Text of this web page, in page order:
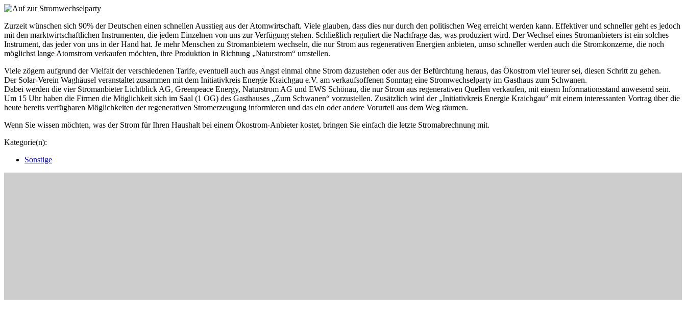
Zurzeit wünschen sich 90% der Deutschen einen schnellen Ausstieg aus der Atomwirtschaft. Viele glauben, dass dies nur durch den politischen Weg erreicht werden kann. Effektiver und schneller geht es jedoch
mit den marktwirtschaftlichen Instrumenten, die jedem Einzelnen von uns zur Verfügung stehen. Schließlich reguliert die Nachfrage das, was produziert wird. Der Wechsel eines Stromanbieters ist ein solches
Instrument, das jeder von uns in der Hand hat. Je mehr Menschen zu Stromanbietern wechseln, die nur Strom aus regenerativen Energien anbieten, umso schneller werden auch die Stromkonzerne, die noch
möglichst lange Atomstrom verkaufen möchten, ihre Produktion in Richtung „Naturstrom“ umstellen.
Viele zögern aufgrund der Vielfalt der verschiedenen Tarife, eventuell auch aus Angst einmal ohne Strom dazustehen oder aus der Befürchtung heraus, das Ökostrom viel teurer sei, diesen Schritt zu gehen.
Der Solar-Verein Waghäusel veranstaltet zusammen mit dem Initiativkreis Energie Kraichgau e.V. am verkaufsoffenen Sonntag eine Stromwechselparty im Gasthaus zum Schwanen.
Dabei werden die vier Stromanbieter Lichtblick AG, Greenpeace Energy, Naturstrom AG und EWS Schönau, die nur Strom aus regenerativen Quellen verkaufen, mit einem Informationsstand anwesend sein.
Um 15 Uhr haben die Firmen die Möglichkeit sich im Saal (1 OG) des Gasthauses „Zum Schwanen“ vorzustellen. Zusätzlich wird der „Initiativkreis Energie Kraichgau“ mit einem interessanten Vortrag über die
heute bereits verfügbaren Möglichkeiten der regenerativen Stromerzeugung informieren und das ein oder andere Vorurteil aus dem Weg räumen.
Wenn Sie wissen möchten, was der Strom für Ihren Haushalt bei einem Ökostrom-Anbieter kostet, bringen Sie einfach die letzte Stromabrechnung mit.
Kategorie(n):
Sonstige